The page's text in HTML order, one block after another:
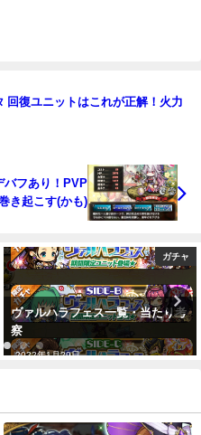
バフあり！PVP
き起こす(かも)
ガチャ
ヴァルハラフェス一覧・当たり考
察
2022年1月29日